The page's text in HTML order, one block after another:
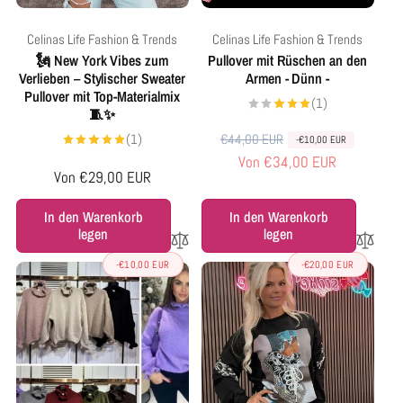
Anbieter:
Celinas Life Fashion & Trends
🗽 New York Vibes zum
Verlieben – Stylischer Sweater
Pullover mit Top-Materialmix
🧵✨
(1)
Normaler
Preis
Von €29,00 EUR
In den Warenkorb
legen
Anbieter:
Celinas Life Fashion & Trends
Pullover mit Rüschen an den
Armen - Dünn -
(1)
m
l
e
r
P
r
e
i
€44,00 EUR -€10,00 EUR
k
u
f
s
p
r
e
i
Von €34,00 EUR
In den Warenkorb
legen
-€10,00 EUR -€20,00 EUR